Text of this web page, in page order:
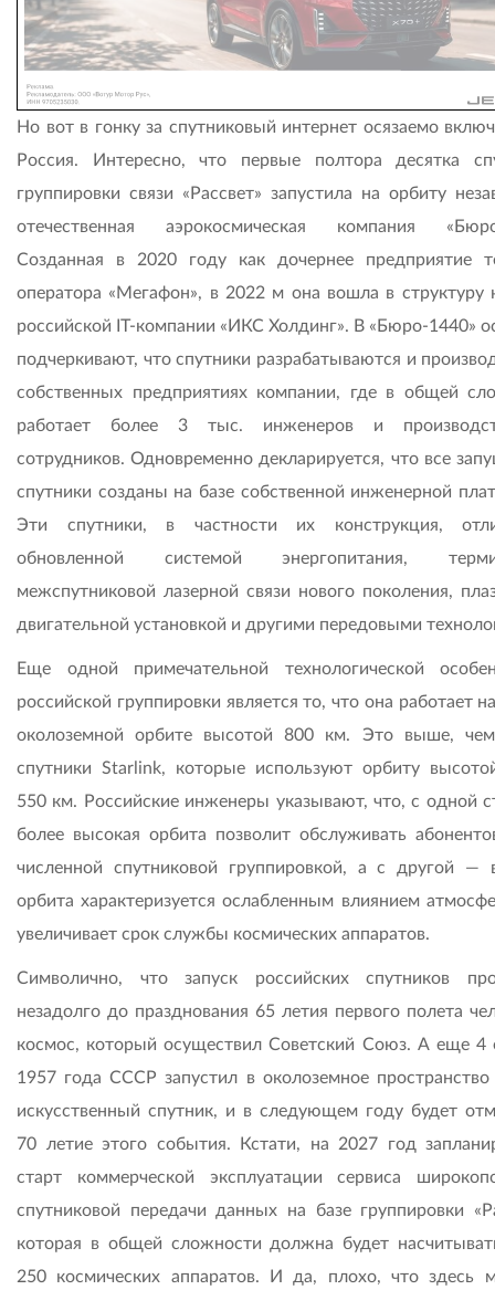
Но вот в гонку за спутниковый интернет осязаемо
Россия. Интересно, что первые полтора десятка
группировки связи «Рассвет» запустила на орбиту
отечественная аэрокосмическая компания
Созданная в 2020 году как дочернее предприятие
оператора «Мегафон», в 2022 м она вошла в структуру
российской IТ-компании «ИКС Холдинг». В «Бюро-1440»
подчеркивают, что спутники разрабатываются и
собственных предприятиях компании, где в общей
работает более 3 тыс. инженеров и
сотрудников. Одновременно декларируется, что все
спутники созданы на базе собственной инженерной
Эти спутники, в частности их конструкция,
обновленной системой энергопитания,
межспутниковой лазерной связи нового поколения,
двигательной установкой и другими передовыми
Еще одной примечательной технологической
российской группировки является то, что она работает
околоземной орбите высотой 800 км. Это выше,
спутники Starlink, которые используют орбиту
550 км. Российские инженеры указывают, что, с одной
более высокая орбита позволит обслуживать
численной спутниковой группировкой, а с другой —
орбита характеризуется ослабленным влиянием
увеличивает срок службы космических аппаратов.
Символично, что запуск российских спутников
незадолго до празднования 65 летия первого полета
космос, который осуществил Советский Союз. А еще 4
1957 года СССР запустил в околоземное
искусственный спутник, и в следующем году будет
70 летие этого события. Кстати, на 2027 год
старт коммерческой эксплуатации сервиса
спутниковой передачи данных на базе группировки
которая в общей сложности должна будет
250 космических аппаратов. И да, плохо, что здесь